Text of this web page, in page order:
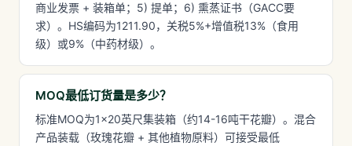
商业发票 + 装箱单；5) 提单；6) 熏蒸证书（GACC要
求）。HS编码为1211.90，关税5%+增值税13%（食用
级）或9%（中药材级）。
MOQ最低订货量是多少？
标准MOQ为1×20英尺集装箱（约14-16吨干花瓣）。混合
产品装载（玫瑰花瓣 + 其他植物原料）可接受最低